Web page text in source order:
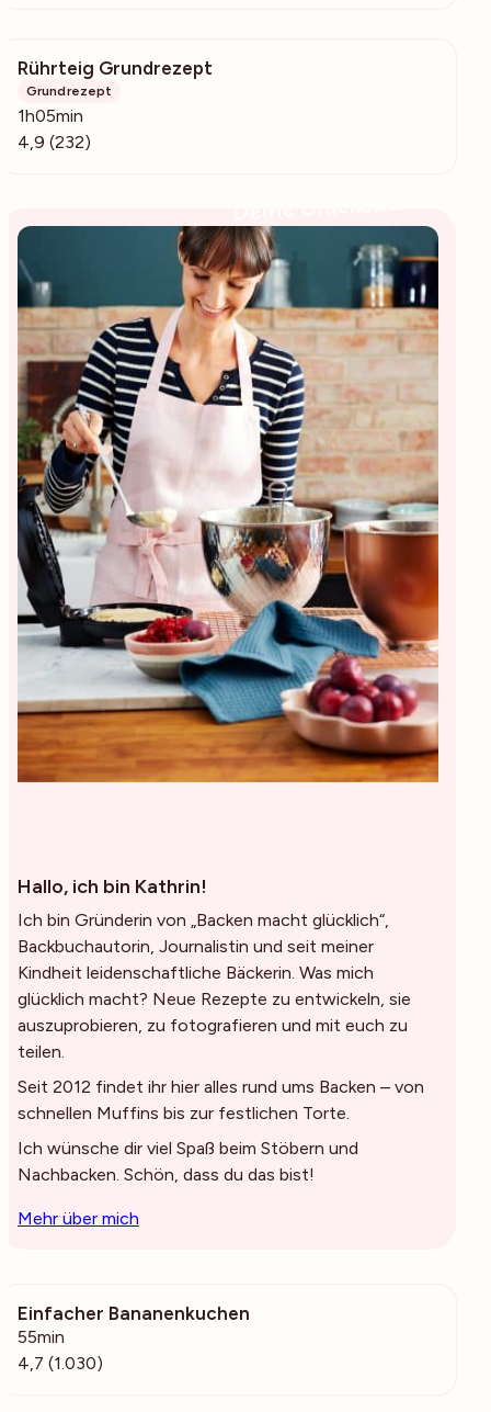
Rührteig Grundrezept
Grundrezept
1h05min
4,9 (232)
Hallo, ich bin Kathrin!
Ich bin Gründerin von „Backen macht glücklich“,
Backbuchautorin, Journalistin und seit meiner
Kindheit leidenschaftliche Bäckerin. Was mich
glücklich macht? Neue Rezepte zu entwickeln, sie
auszuprobieren, zu fotografieren und mit euch zu
teilen.
Seit 2012 findet ihr hier alles rund ums Backen – von
schnellen Muffins bis zur festlichen Torte.
Ich wünsche dir viel Spaß beim Stöbern und
Nachbacken. Schön, dass du das bist!
Mehr über mich
Einfacher Bananenkuchen
55min
4,7 (1.030)